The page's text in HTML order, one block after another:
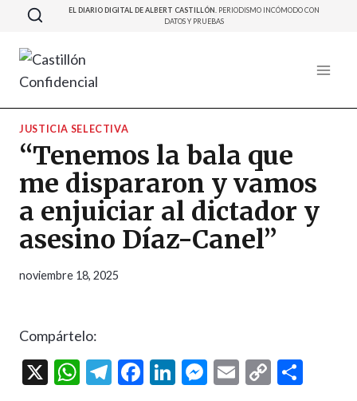
Saltar
contenido
EL DIARIO DIGITAL DE ALBERT CASTILLÓN. PERIODISMO INCÓMODO CON
DATOS Y PRUEBAS
JUSTICIA SELECTIVA
“Tenemos la bala que
me dispararon y vamos
a enjuiciar al dictador y
asesino Díaz-Canel”
noviembre 18, 2025
Compártelo:
X
W T
F
Li M E
C